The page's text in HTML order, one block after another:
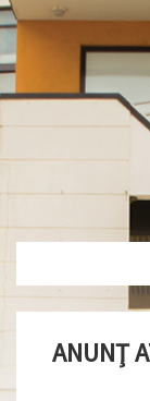
ANUNŢ